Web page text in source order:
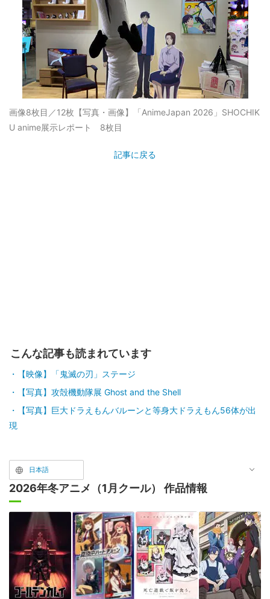
画像8枚目／12枚 【写真・画像】「AnimeJapan 2026」SHOCHIK
U anime展示レポート 8枚目
記事に戻る
こんな記事も読まれています
【映像】「鬼滅の刃」ステージ
【写真】攻殻機動隊展 Ghost and the Shell
【写真】巨大ドラえもんバルーンと等身大ドラえもん56体が出
現
日本語
2026年冬アニメ（1月クール） 作品情報